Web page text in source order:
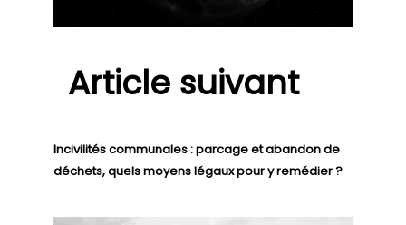
Article suivant
Incivilités communales : parcage et abandon de
déchets, quels moyens légaux pour y remédier ?